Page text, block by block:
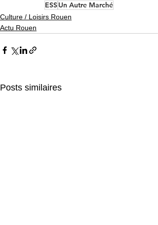
ESSUn Autre Marché
Culture / Loisirs Rouen
Actu Rouen
Posts similaires